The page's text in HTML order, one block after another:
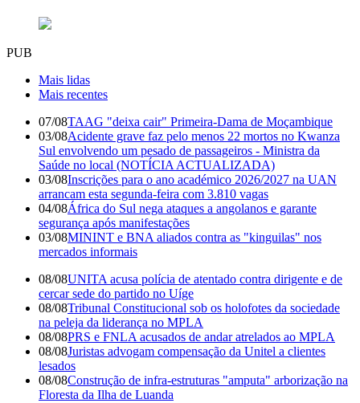
PUB
Mais lidas
Mais recentes
07/08TAAG "deixa cair" Primeira-Dama de Moçambique
03/08Acidente grave faz pelo menos 22 mortos no Kwanza
Sul envolvendo um pesado de passageiros - Ministra da
Saúde no local (NOTÍCIA ACTUALIZADA)
03/08Inscrições para o ano académico 2026/2027 na UAN
arrancam esta segunda-feira com 3.810 vagas
04/08África do Sul nega ataques a angolanos e garante
segurança após manifestações
03/08MININT e BNA aliados contra as "kinguilas" nos
mercados informais
08/08UNITA acusa polícia de atentado contra dirigente e de
cercar sede do partido no Uíge
08/08Tribunal Constitucional sob os holofotes da sociedade
na peleja da liderança no MPLA
08/08PRS e FNLA acusados de andar atrelados ao MPLA
08/08Juristas advogam compensação da Unitel a clientes
lesados
08/08Construção de infra-estruturas "amputa" arborização na
Floresta da Ilha de Luanda